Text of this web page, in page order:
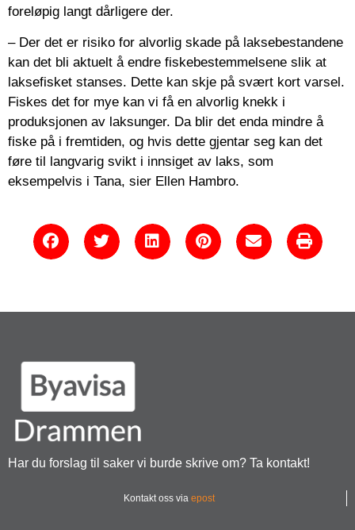
foreløpig langt dårligere der.
– Der det er risiko for alvorlig skade på laksebestandene
kan det bli aktuelt å endre fiskebestemmelsene slik at
laksefisket stanses. Dette kan skje på svært kort varsel.
Fiskes det for mye kan vi få en alvorlig knekk i
produksjonen av laksunger. Da blir det enda mindre å
fiske på i fremtiden, og hvis dette gjentar seg kan det
føre til langvarig svikt i innsiget av laks, som
eksempelvis i Tana, sier Ellen Hambro.
Har du forslag til saker vi burde skrive om? Ta kontakt!
Kontakt oss via epost